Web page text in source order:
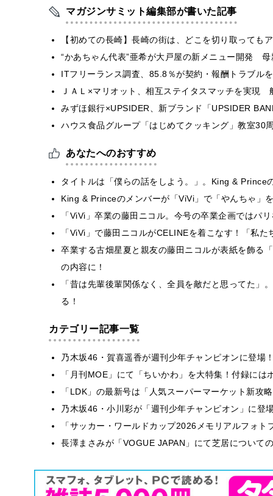
マガジンサミット編集部が書いた記事
【初めての長崎】長崎の街は、どこを切り取って
“かあちゃん代表”亜希が大戸屋の新メニュー開発
ITフリーランス調査、85.8％が契約・報酬トラブ
ＪＡＬ×マリオット、相互ステイタスマッチを実
みずほ銀行×UPSIDER、新ブランド「UPSIDER
ハウス食品グループ「はじめてクッキング」教室
あなたへのおすすめ
タイトルは「僕らの話をしよう。」。King & Prince
King & Princeのメンバーが「ViVi」で「やんちゃ」
「ViVi」卒業の藤田ニコル。今号の卒業企画ではパ
「ViVi」で藤田ニコルがCELINEを着こなす！「私
卒業する古畑星夏と親友の藤田ニコルが表紙を飾る
の内容に！
「昔は先輩後輩関係なく、全員を敵だと思ってた」
る！
カテゴリー記事一覧
乃木坂46・賀喜遥香が週刊少年チャンピオンに登
「月刊MOE」にて「ちいかわ」を大特集！付録に
「LDK」の最新号は「人気スーパーマーケット新
乃木坂46・小川彩が「週刊少年チャンピオン」に
「サッカー・ワールドカップ2026メモリアルフォ
長澤まさみが「VOGUE JAPAN」にて芝居について